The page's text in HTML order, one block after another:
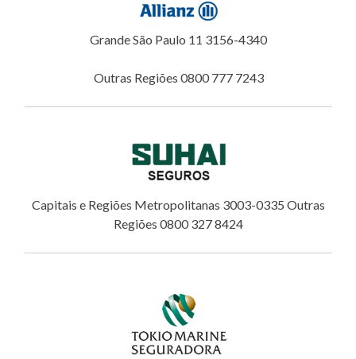
Grande São Paulo 11 3156-4340
Outras Regiões 0800 777 7243
Capitais e Regiões Metropolitanas 3003-0335 Outras
Regiões 0800 327 8424